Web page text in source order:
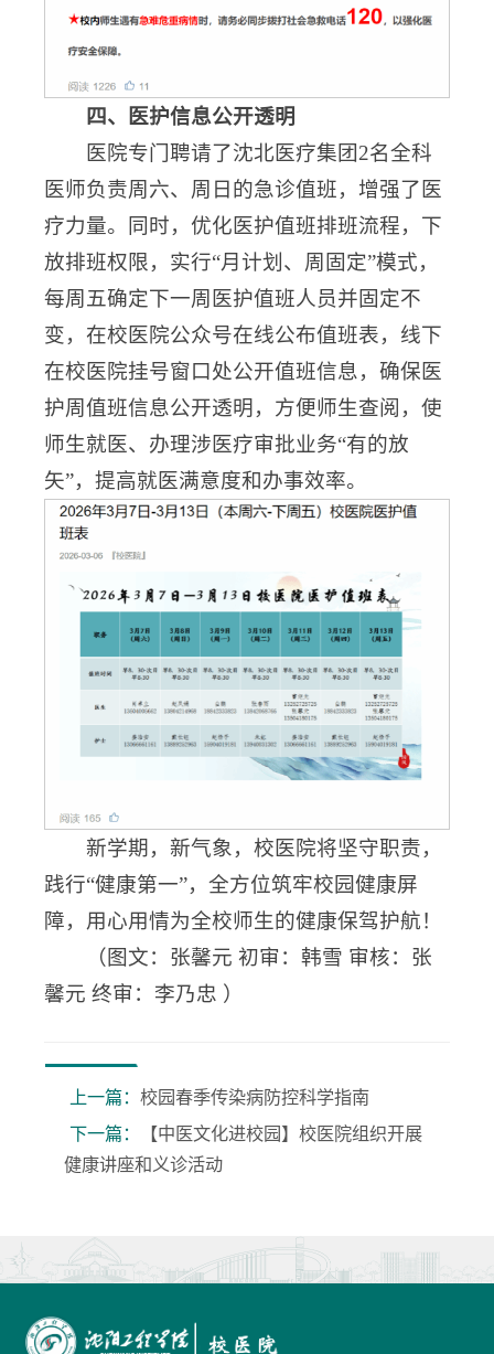
四、医护信息公开透明
医院专门聘请了沈北医疗集团2名全科
医师负责周六、周日的急诊值班，增强了医
疗力量。同时，优化医护值班排班流程，下
放排班权限，实行“月计划、周固定”模式，
每周五确定下一周医护值班人员并固定不
变，在校医院公众号在线公布值班表，线下
在校医院挂号窗口处公开值班信息，确保医
护周值班信息公开透明，方便师生查阅，使
师生就医、办理涉医疗审批业务“有的放
矢”，提高就医满意度和办事效率。
新学期，新气象，校医院将坚守职责，
践行“健康第一”，全方位筑牢校园健康屏
障，用心用情为全校师生的健康保驾护航！
（图文：张馨元 初审：韩雪 审核：张
馨元 终审：李乃忠 ）
上一篇： 校园春季传染病防控科学指南
下一篇：
【中医文化进校园】校医院组织开展
健康讲座和义诊活动